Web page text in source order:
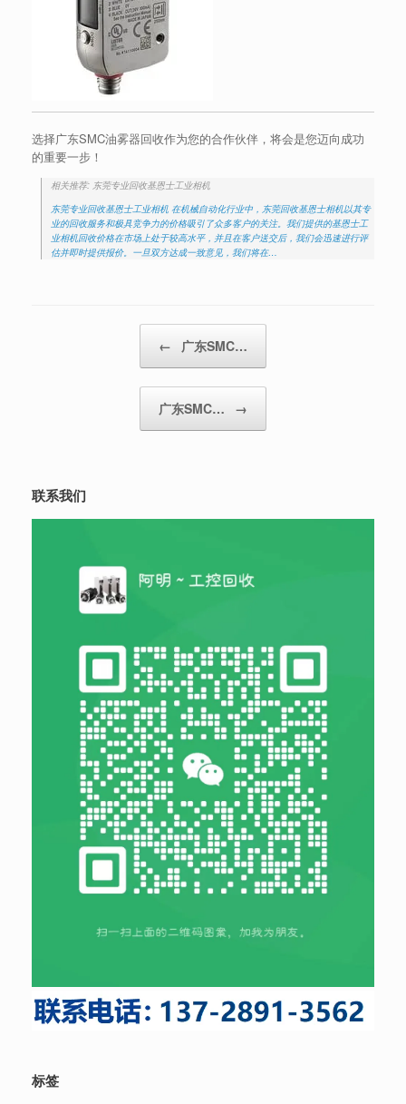
选择广东SMC油雾器回收作为您的合作伙伴，将会是您迈向成功
的重要一步！
相关推荐: 东莞专业回收基恩士工业相机
东莞专业回收基恩士工业相机 在机械自动化行业中，东莞回收基恩士相机以其专
业的回收服务和极具竞争力的价格吸引了众多客户的关注。我们提供的基恩士工
业相机回收价格在市场上处于较高水平，并且在客户送交后，我们会迅速进行评
估并即时提供报价。一旦双方达成一致意见，我们将在…
← 广东SMC…
广东SMC… →
联系我们
标签